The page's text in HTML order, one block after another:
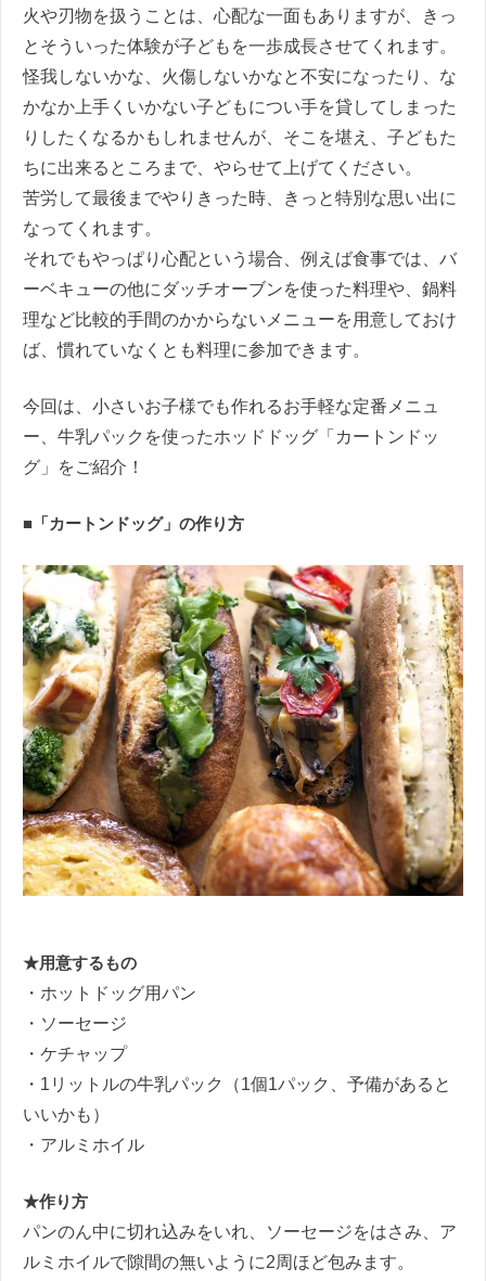
火や刃物を扱うことは、心配な一面もありますが、きっ
とそういった体験が子どもを一歩成長させてくれます。
怪我しないかな、火傷しないかなと不安になったり、な
かなか上手くいかない子どもについ手を貸してしまった
りしたくなるかもしれませんが、そこを堪え、子どもた
ちに出来るところまで、やらせて上げてください。
苦労して最後までやりきった時、きっと特別な思い出に
なってくれます。
それでもやっぱり心配という場合、例えば食事では、バ
ーベキューの他にダッチオーブンを使った料理や、鍋料
理など比較的手間のかからないメニューを用意しておけ
ば、慣れていなくとも料理に参加できます。
今回は、小さいお子様でも作れるお手軽な定番メニュ
ー、牛乳パックを使ったホッドドッグ「カートンドッ
グ」をご紹介！
■「カートンドッグ」の作り方
★用意するもの
・ホットドッグ用パン
・ソーセージ
・ケチャップ
・1リットルの牛乳パック（1個1パック、予備があると
いいかも）
・アルミホイル
★作り方
パンのん中に切れ込みをいれ、ソーセージをはさみ、ア
ルミホイルで隙間の無いように2周ほど包みます。